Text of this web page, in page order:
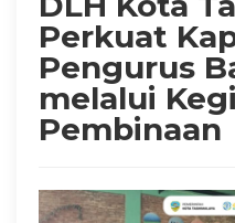
Perkuat
Pengurus
melalui
Pembinaan